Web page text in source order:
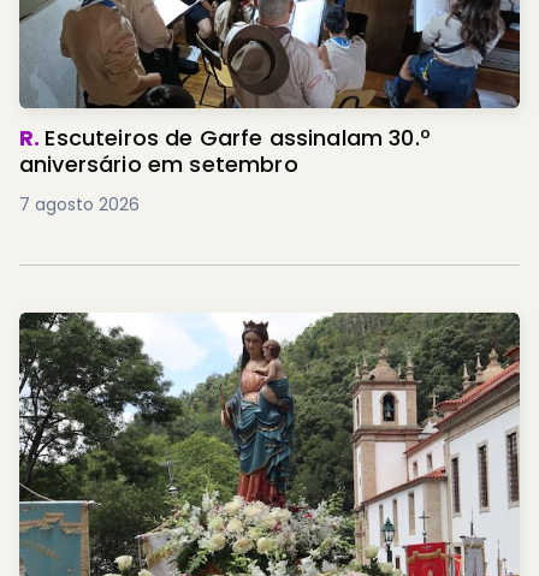
R. Escuteiros de Garfe assinalam 30.º
aniversário em setembro
7 agosto 2026